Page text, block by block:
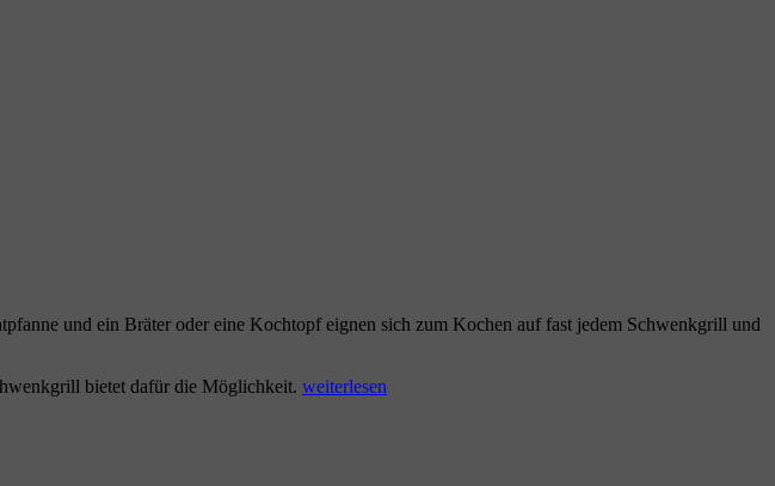
und ein Bräter oder eine Kochtopf eignen sich zum Kochen auf fast jedem Schwenkgrill und
bietet dafür die Möglichkeit. „Einen
weiterlesen